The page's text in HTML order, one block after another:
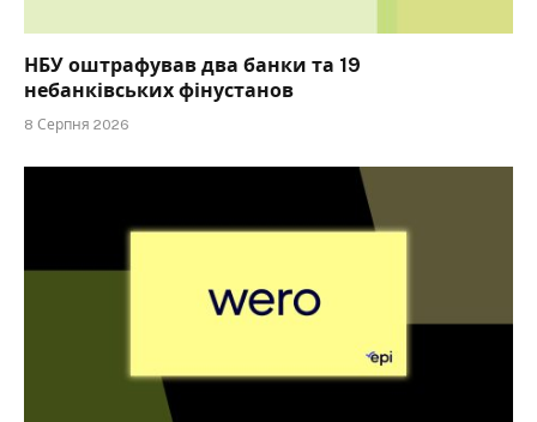
НБУ оштрафував два банки та 19
небанківських фінустанов
8 Серпня 2026